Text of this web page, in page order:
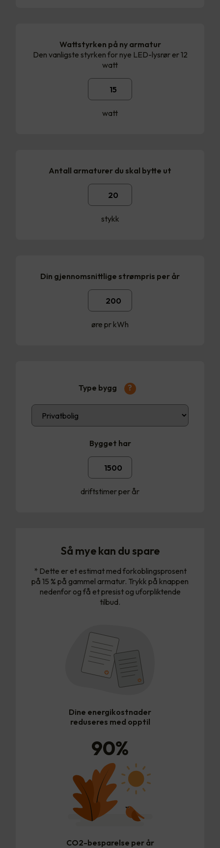
Wattstyrken på ny armatur
Den vanligste styrken for nye LED-lysrør er 12
watt
watt
Antall armaturer du skal bytte ut
stykk
Din gjennomsnittlige strømpris per år
øre pr kWh
Type bygg ?
Bygget har
driftstimer per år
Så mye kan du spare
* Dette er et estimat med forkoblingsprosent
på 15 % på gammel armatur. Trykk på knappen
nedenfor og få et presist og uforpliktende
tilbud.
Dine energikostnader
reduseres med opptil
90%
CO2-besparelse per år